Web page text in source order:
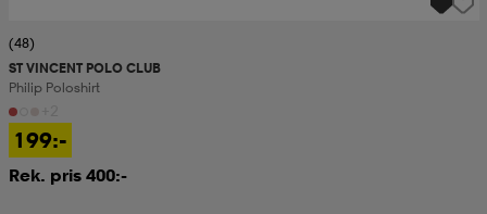
(48)
ST VINCENT POLO CLUB
Philip Poloshirt
199:-
Rek. pris 400:-